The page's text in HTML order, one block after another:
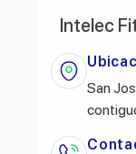
Intelec
San